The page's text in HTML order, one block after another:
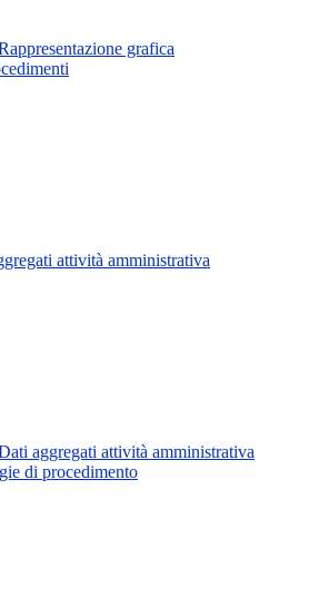
grafica
attività amministrativa
aggregati attività amministrativa
di procedimento